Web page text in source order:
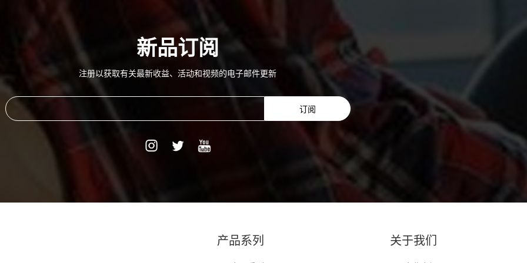
新品订阅
注册以获取有关最新收益、活动和视频的电子邮件更新
订阅
产品系列 关于我们